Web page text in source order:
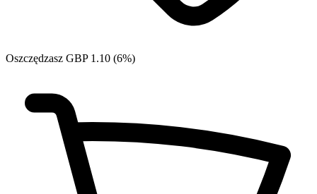
Oszczędzasz GBP 1.10 (6%)